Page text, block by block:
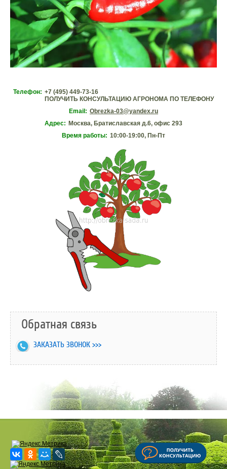
Телефон: +7 (495) 449-73-16
ПОЛУЧИТЬ КОНСУЛЬТАЦИЮ АГРОНОМА ПО ТЕЛЕФОНУ
Email: Obrezka-03@yandex.ru
Адрес: Москва, Братиславская д.6, офис 293
Время работы: 10:00-19:00, Пн-Пт
Обратная связь
ЗАКАЗАТЬ ЗВОНОК >>>